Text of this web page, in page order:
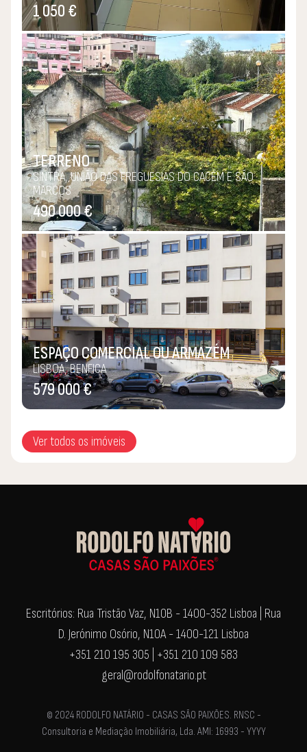
1 050 €
TERRENO
SINTRA, UNIÃO DAS FREGUESIAS DO CACÉM E SÃO
MARCOS
490 000 €
ESPAÇO COMERCIAL OU ARMAZÉM
LISBOA, BENFICA
579 000 €
Ver todos os imóveis
Escritórios: Rua Tristão Vaz, N10B - 1400-352 Lisboa | Rua
D. Jerónimo Osório, N10A - 1400-121 Lisboa
+351 210 195 305 | +351 210 109 583
geral@rodolfonatario.pt
© 2024 RODOLFO NATÁRIO - CASAS SÃO PAIXÕES. RNSC -
Consultoria e Mediação Imobiliária, Lda. AMI: 16993 - YYYY